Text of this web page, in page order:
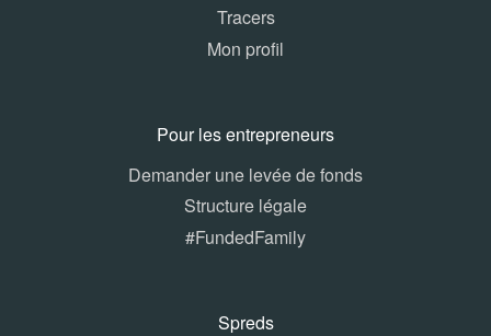
Tracers
Mon profil
Pour les entrepreneurs
Demander une levée de fonds
Structure légale
#FundedFamily
Spreds